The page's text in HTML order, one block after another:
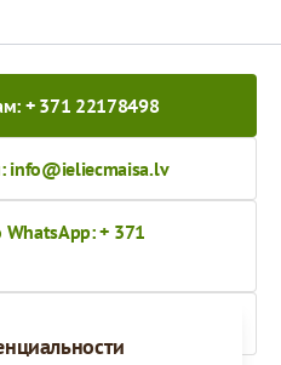
+ 371 22178498
info@ieliecmaisa.lv
WhatsApp: + 371